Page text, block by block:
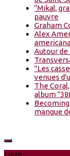
“Mikal,
pauvre
Graham
Alex
Autour de
"Les
venues
The
album
manque